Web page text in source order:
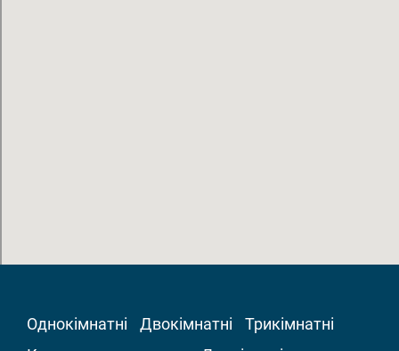
Однокімнатні Двокімнатні
Трикімнатні